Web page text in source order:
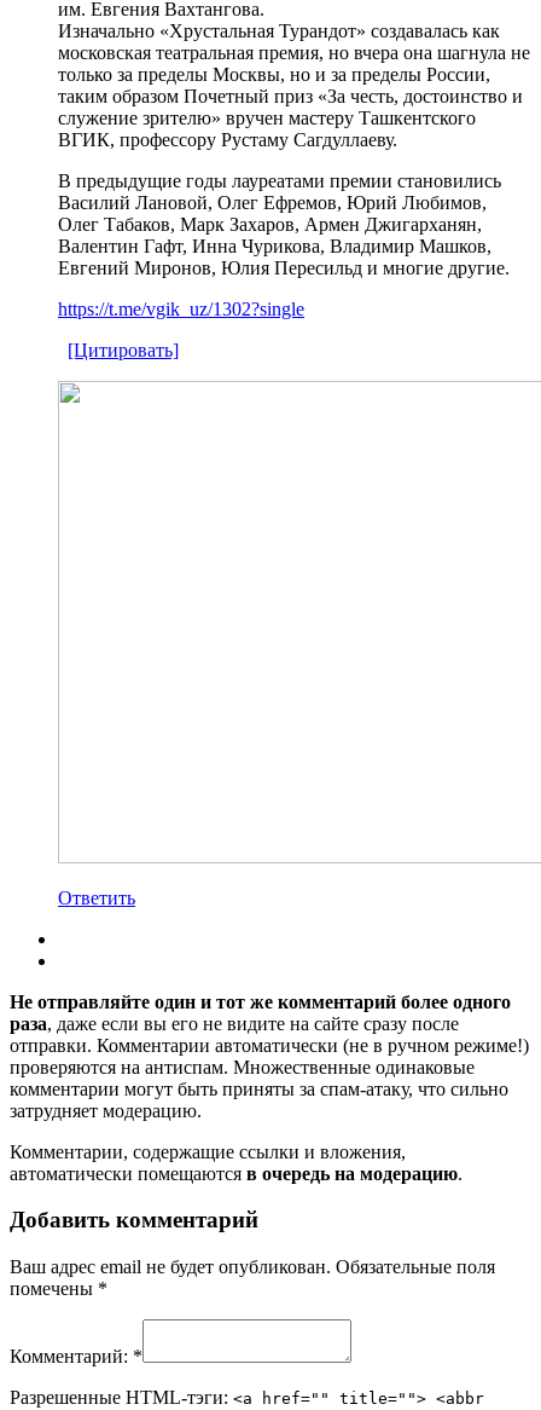
им. Евгения Вахтангова.
Изначально «Хрустальная Турандот» создавалась как
московская театральная премия, но вчера она шагнула не
только за пределы Москвы, но и за пределы России,
таким образом Почетный приз «За честь, достоинство и
служение зрителю» вручен мастеру Ташкентского
ВГИК, профессору Рустаму Сагдуллаеву.
В предыдущие годы лауреатами премии становились
Василий Лановой, Олег Ефремов, Юрий Любимов,
Олег Табаков, Марк Захаров, Армен Джигарханян,
Валентин Гафт, Инна Чурикова, Владимир Машков,
Евгений Миронов, Юлия Пересильд и многие другие.
https://t.me/vgik_uz/1302?single
[Цитировать]
Ответить
Не отправляйте один и тот же комментарий более одного
раза, даже если вы его не видите на сайте сразу после
отправки. Комментарии автоматически (не в ручном режиме!)
проверяются на антиспам. Множественные одинаковые
комментарии могут быть приняты за спам-атаку, что сильно
затрудняет модерацию.
Комментарии, содержащие ссылки и вложения,
автоматически помещаются в очередь на модерацию.
Добавить комментарий
Ваш адрес email не будет опубликован. Обязательные поля
помечены *
Комментарий: *
Разрешенные HTML-тэги: <a href="" title=""> <abbr